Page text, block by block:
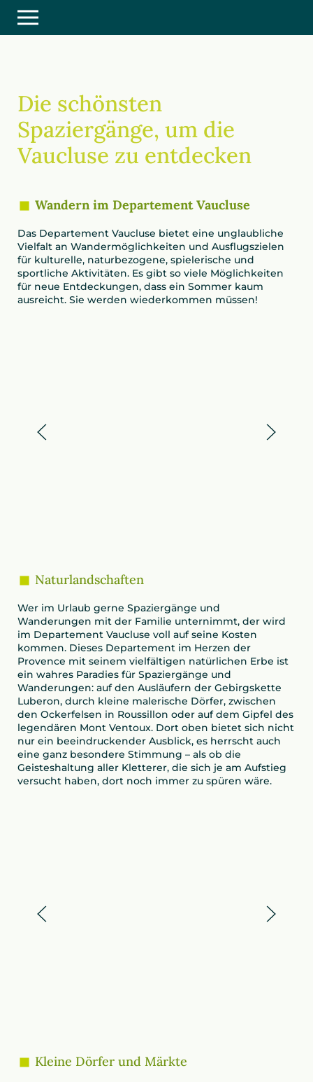
Die schönsten
Spaziergänge, um die
Vaucluse zu entdecken
Wandern im Departement Vaucluse
Das Departement Vaucluse bietet eine unglaubliche
Vielfalt an Wandermöglichkeiten und Ausflugszielen
für kulturelle, naturbezogene, spielerische und
sportliche Aktivitäten. Es gibt so viele Möglichkeiten
für neue Entdeckungen, dass ein Sommer kaum
ausreicht. Sie werden wiederkommen müssen!
Naturlandschaften
Wer im Urlaub gerne Spaziergänge und
Wanderungen mit der Familie unternimmt, der wird
im Departement Vaucluse voll auf seine Kosten
kommen. Dieses Departement im Herzen der
Provence mit seinem vielfältigen natürlichen Erbe ist
ein wahres Paradies für Spaziergänge und
Wanderungen: auf den Ausläufern der Gebirgskette
Luberon, durch kleine malerische Dörfer, zwischen
den Ockerfelsen in Roussillon oder auf dem Gipfel des
legendären Mont Ventoux. Dort oben bietet sich nicht
nur ein beeindruckender Ausblick, es herrscht auch
eine ganz besondere Stimmung – als ob die
Geisteshaltung aller Kletterer, die sich je am Aufstieg
versucht haben, dort noch immer zu spüren wäre.
Kleine Dörfer und Märkte